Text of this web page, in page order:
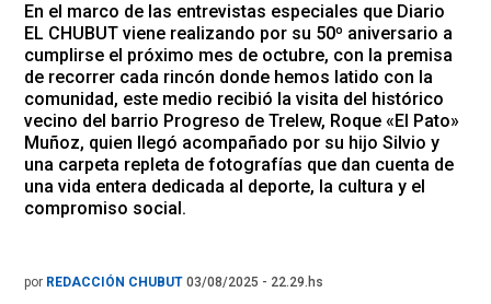
En el marco de las entrevistas especiales que Diario
EL CHUBUT viene realizando por su 50º aniversario a
cumplirse el próximo mes de octubre, con la premisa
de recorrer cada rincón donde hemos latido con la
comunidad, este medio recibió la visita del histórico
vecino del barrio Progreso de Trelew, Roque «El Pato»
Muñoz, quien llegó acompañado por su hijo Silvio y
una carpeta repleta de fotografías que dan cuenta de
una vida entera dedicada al deporte, la cultura y el
compromiso social.
por REDACCIÓN CHUBUT 03/08/2025 - 22.29.hs